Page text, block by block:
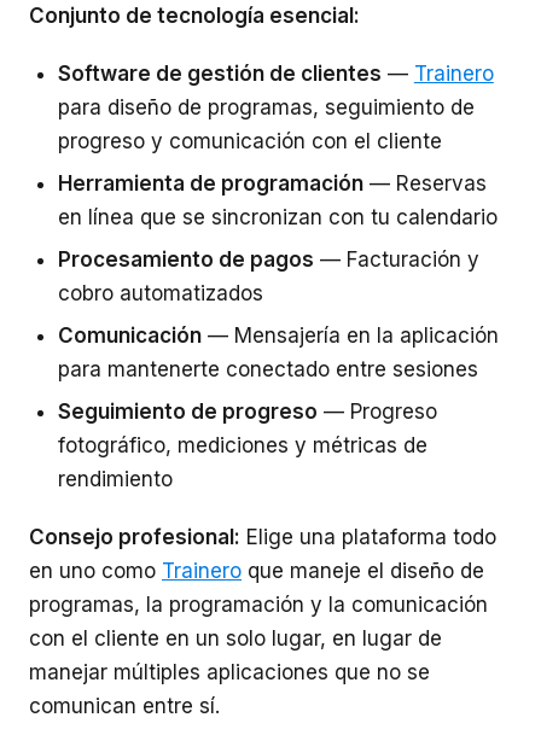
Conjunto de tecnología esencial:
Software de gestión de clientes — Trainero
para diseño de programas, seguimiento de
progreso y comunicación con el cliente
Herramienta de programación— Reservas
en línea que se sincronizan con tu calendario
Procesamiento de pagos — Facturación y
cobro automatizados
Comunicación— Mensajería en la aplicación
para mantenerte conectado entre sesiones
Seguimiento de progreso — Progreso
fotográfico, mediciones y métricas de
rendimiento
Consejo profesional: Elige una plataforma todo
en uno como Trainero que maneje el diseño de
programas, la programación y la comunicación
con el cliente en un solo lugar, en lugar de
manejar múltiples aplicaciones que no se
comunican entre sí.